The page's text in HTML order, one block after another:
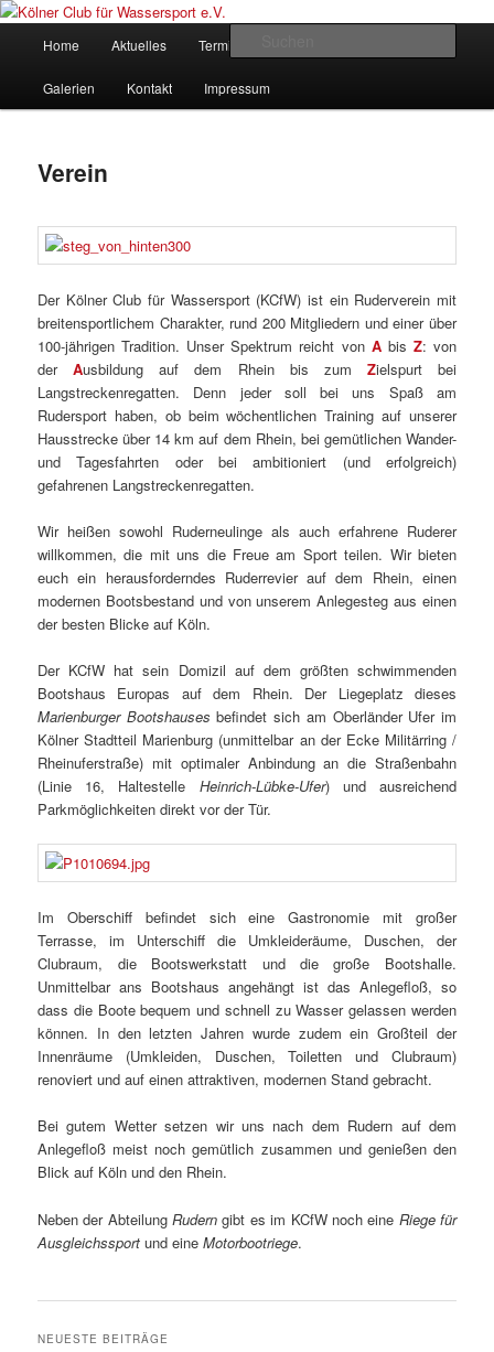
Zum
wechseln
Kölner Club für Wassersport e.V.
gegründet 1907
Home Aktuelles Termine
Galerien Kontakt Impressum
Verein
Der Kölner Club für Wassersport (KCfW) ist ein Ruderverein mit
breitensportlichem Charakter, rund 200 Mitgliedern und einer über
100-jährigen Tradition. Unser Spektrum reicht von Abis Z: von
derAusbildung auf dem Rhein bis zum Zielspurt bei
Langstreckenregatten. Denn jeder soll bei uns Spaß am
Rudersport haben, ob beim wöchentlichen Training auf unserer
Hausstrecke über 14 km auf dem Rhein, bei gemütlichen Wander-
und Tagesfahrten oder bei ambitioniert (und erfolgreich)
gefahrenen Langstreckenregatten.
Wir heißen sowohl Ruderneulinge als auch erfahrene Ruderer
willkommen, die mit uns die Freue am Sport teilen. Wir bieten
euch ein herausforderndes Ruderrevier auf dem Rhein, einen
modernen Bootsbestand und von unserem Anlegesteg aus einen
der besten Blicke auf Köln.
Der KCfW hat sein Domizil auf dem größten schwimmenden
Bootshaus Europas auf dem Rhein. Der Liegeplatz dieses
Marienburger Bootshauses befindet sich am Oberländer Ufer im
Kölner Stadtteil Marienburg (unmittelbar an der Ecke Militärring /
Rheinuferstraße) mit optimaler Anbindung an die Straßenbahn
(Linie 16, Haltestelle Heinrich-Lübke-Ufer) und ausreichend
Parkmöglichkeiten direkt vor der Tür.
Im Oberschiff befindet sich eine Gastronomie mit großer
Terrasse, im Unterschiff die Umkleideräume, Duschen, der
Clubraum, die Bootswerkstatt und die große Bootshalle.
Unmittelbar ans Bootshaus angehängt ist das Anlegefloß, so
dass die Boote bequem und schnell zu Wasser gelassen werden
können. In den letzten Jahren wurde zudem ein Großteil der
Innenräume (Umkleiden, Duschen, Toiletten und Clubraum)
renoviert und auf einen attraktiven, modernen Stand gebracht.
Bei gutem Wetter setzen wir uns nach dem Rudern auf dem
Anlegefloß meist noch gemütlich zusammen und genießen den
Blick auf Köln und den Rhein.
Neben der AbteilungRudern gibt es im KCfW noch eine Riege für
Ausgleichssport und eineMotorbootriege.
NEUESTE BEITRÄGE